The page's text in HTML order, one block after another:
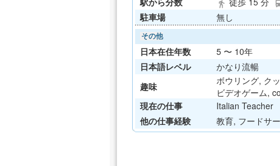
directions_walk
駐車場
無し
その他
日本在住年数
5 〜 10年
日本語レベル
かなり流暢
趣味
ボウリング, ク
ビデオゲーム,
現在の仕事
Italian Teacher
他の仕事経験
教育, フードサ